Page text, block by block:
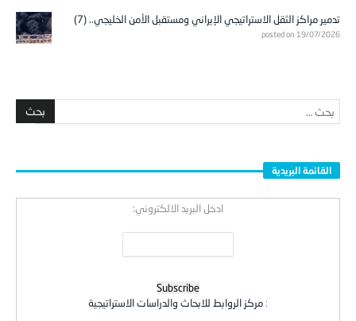
تدمير مراكز الثقل الاستراتيجي الإيراني ومستقبل الأمن الخليجي.. (7)
posted on 19/07/2026
القائمة البريدية
ادخل البريد الالكتروني:
: مركز الروابط للابحاث والدراسات الاستراتيجية